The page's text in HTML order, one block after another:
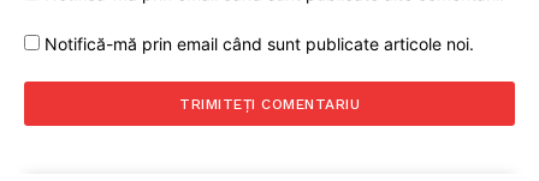
Notifică-mă prin email când sunt publicate articole noi.